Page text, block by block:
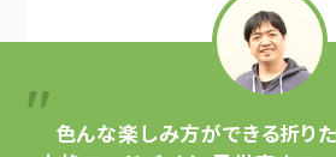
色んな楽しみ方ができる折り